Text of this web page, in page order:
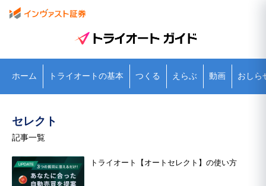
ホーム トライオートの基本 つくる えらぶ 動画 おしら
セレクト
記事一覧
トライオート【オートセレクト】の使い方